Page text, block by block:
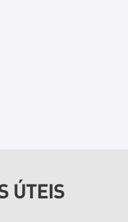
ÚTEIS